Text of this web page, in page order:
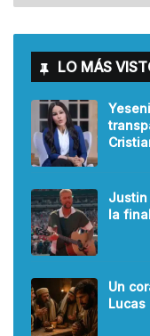
LO MÁS
Justin
la
Un
Lucas